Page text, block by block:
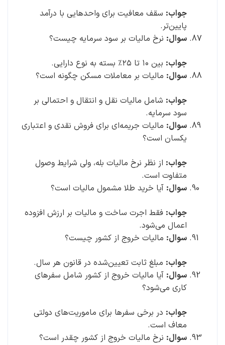
جواب: سقف معافیت برای واحدهایی با درآمد
پایین‌تر.
سوال: نرخ مالیات بر سود سرمایه چیست؟
جواب: بین ۱۰ تا ۲۵٪ بسته به نوع دارایی.
سوال: مالیات بر معاملات مسکن چگونه است؟
جواب: شامل مالیات نقل و انتقال و احتمالی بر
سود سرمایه.
سوال: مالیات جریمه‌ای برای فروش نقدی و اعتباری
یکسان است؟
جواب: از نظر نرخ مالیات بله، ولی شرایط وصول
متفاوت است.
سوال: آیا خرید طلا مشمول مالیات است؟
جواب: فقط اجرت ساخت و مالیات بر ارزش افزوده
اعمال می‌شود.
سوال: مالیات خروج از کشور چیست؟
جواب: مبلغ ثابت تعیین‌شده در قانون هر سال.
سوال: آیا مالیات خروج از کشور شامل سفرهای
کاری می‌شود؟
جواب: در برخی سفرها برای ماموریت‌های دولتی
معاف است.
سوال: نرخ مالیات خروج از کشور چقدر است؟